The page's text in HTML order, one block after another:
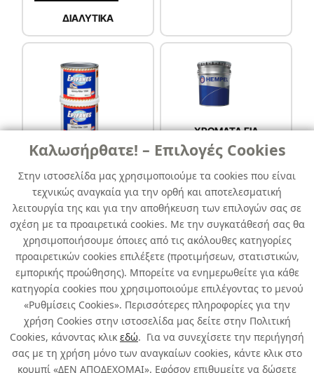
Καλωσήρθατε! – Επιλογές Cookies
Στην ιστοσελίδα μας χρησιμοποιούμε τα cookies που είναι
τεχνικώς αναγκαία για την ορθή και αποτελεσματική
λειτουργία της και για την αποθήκευση των επιλογών σας σε
σχέση με τα προαιρετικά cookies. Με την συγκατάθεσή σας θα
χρησιμοποιήσουμε όποιες από τις ακόλουθες κατηγορίες
προαιρετικών cookies επιλέξετε (προτιμήσεων, στατιστικών,
εμπορικής προώθησης). Μπορείτε να ενημερωθείτε για κάθε
κατηγορία cookies που χρησιμοποιούμε επιλέγοντας το μενού
«Ρυθμίσεις Cookies». Περισσότερες πληροφορίες για την
χρήση Cookies στην ιστοσελίδα μας δείτε στην Πολιτική
Cookies, κάνοντας κλικ εδώ. Για να συνεχίσετε την περιήγησή
σας με τη χρήση μόνο των αναγκαίων cookies, κάντε κλικ στο
κουμπί «ΔΕΝ ΑΠΟΔΕΧΟΜΑΙ». Εφόσον επιθυμείτε να δώσετε
ΔΙΑΛΥΤΙΚΑ
ΣΤΟΚΟΙ 2-ΣΥΣΤΑΤΙΚΩΝ
ΧΡΩΜΑΤΑ ΓΙΑ
ΒΙΟΜΗΧΑΝΙΚΑ
ΔΑΠΕΔΑ
ΥΦΑΛΟΧΡΩΜΑΤΑ
Όλα